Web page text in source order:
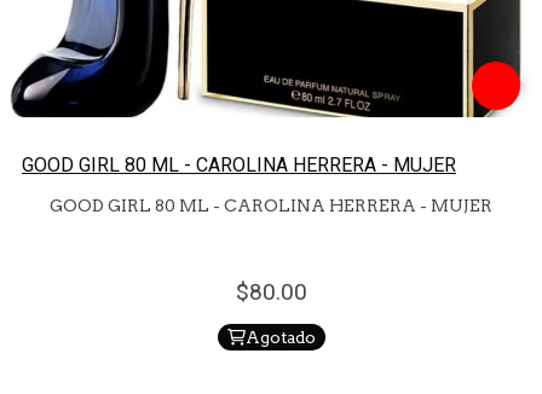
GOOD GIRL 80 ML - CAROLINA HERRERA - MUJER
GOOD GIRL 80 ML - CAROLINA HERRERA - MUJER
80.00
Agotado